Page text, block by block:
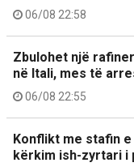
06/08 22:58
Zbulohet një
në Itali, mes të
06/08 22:55
Konflikt me stafin
kërkim ish-zyrtari i